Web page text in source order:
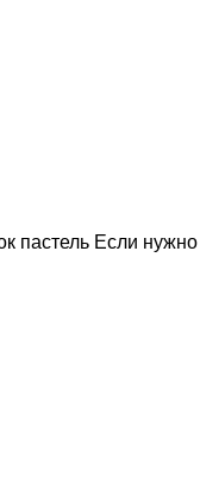
пастель Если